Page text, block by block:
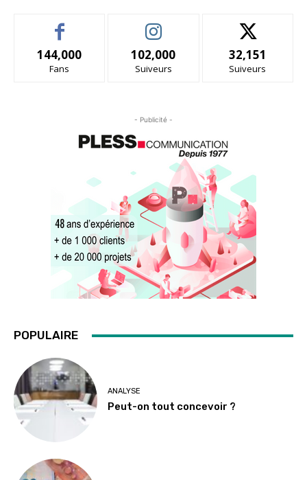
144,000
Fans
102,000
Suiveurs
32,151
Suiveurs
- Publicité -
POPULAIRE
ANALYSE
Peut-on tout concevoir ?